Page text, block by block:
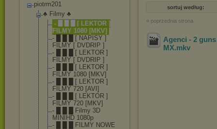
piotrm201
♣ Filmy ♣
- █ █ █ [ LEKTOR ]
FILMY 1080 [MKV]
- █ █ █ [ NAPISY ]
FILMY [ DVDRIP ]
- █ █ █ [ LEKTOR ]
FILMY [ DVDRIP ]
- █ █ █ [ LEKTOR ]
FILMY 1080 [MKV]
- █ █ █ [ LEKTOR ]
FILMY 720 [AVI]
- █ █ █ [ LEKTOR ]
FILMY 720 [MKV]
- █ █ █ Filmy 3D
MINIHD 1080p
- █ █ █ FILMY NOWE
sortuj według:
« poprzednia strona
Agenci - 2 guns
MX.mkv